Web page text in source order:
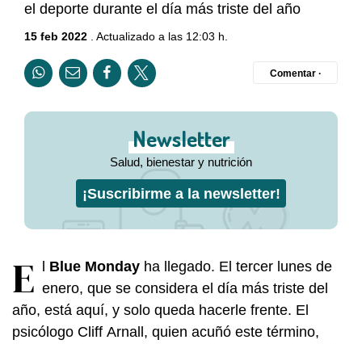
el deporte durante el día más triste del año
15 feb 2022 . Actualizado a las 12:03 h.
Comentar ·
Newsletter
Salud, bienestar y nutrición
¡Suscribirme a la newsletter!
E l Blue Monday ha llegado. El tercer lunes de
enero, que se considera el día más triste del
año, está aquí, y solo queda hacerle frente. El
psicólogo Cliff Arnall, quien acuñó este término,